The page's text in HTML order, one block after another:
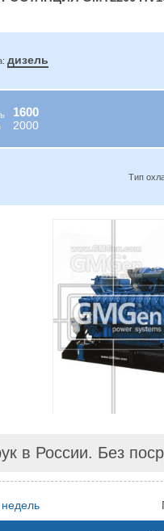
дизель
1600
2000
Тип
в России. Без
недель